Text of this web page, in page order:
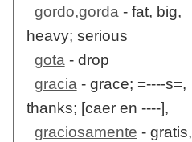
gordo,gorda - fat, big,
heavy; serious
gota - drop
gracia - grace; =----s=,
thanks; [caer en ----],
graciosamente - gratis,